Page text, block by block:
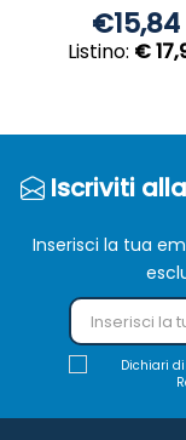
€15,84
Listino: €
Iscriviti
Inserisci la tua
Dichiari